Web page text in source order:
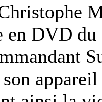
en DVD